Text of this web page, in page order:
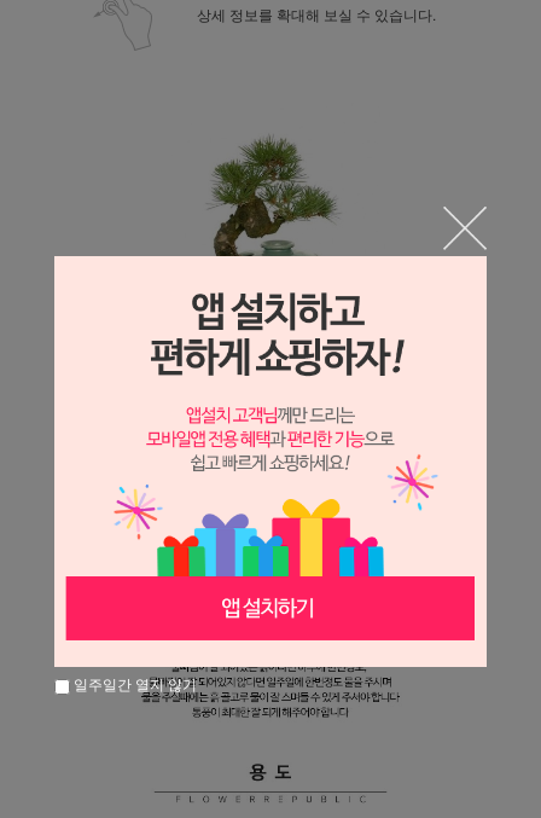
상세 정보를 확대해 보실 수 있습니다.
일주일간 열지 않기